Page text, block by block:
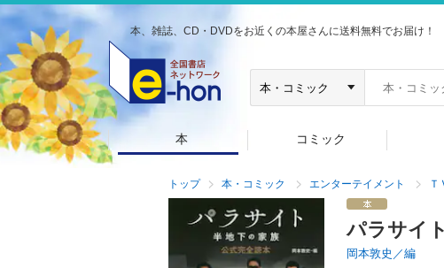
本、雑誌、CD・DVDをお近くの本屋さんに送料無料でお届け！
本 コミック
トップ 本・コミック エンターテイメント Ｔ
パラサイ
岡本敦史／編